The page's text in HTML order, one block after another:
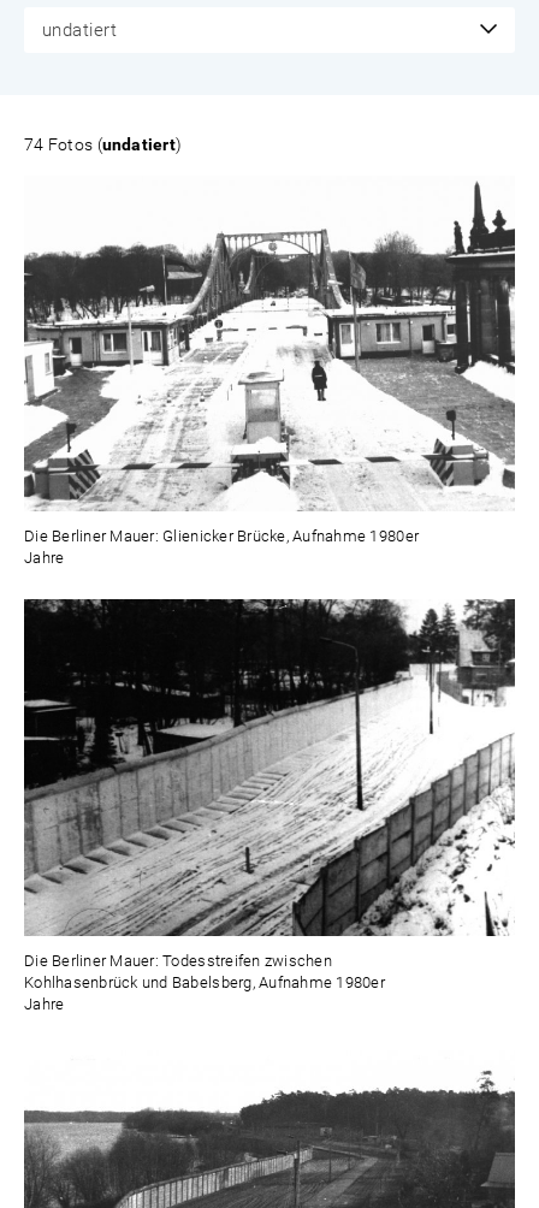
undatiert
74 Fotos (undatiert)
Die Berliner Mauer: Glienicker Brücke, Aufnahme 1980er
Jahre
Die Berliner Mauer: Todesstreifen zwischen
Kohlhasenbrück und Babelsberg, Aufnahme 1980er
Jahre